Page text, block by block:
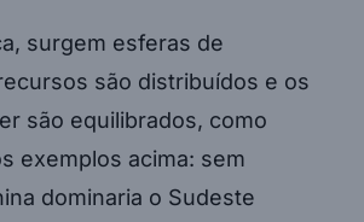
surgem esferas de
são distribuídos e os
são equilibrados, como
exemplos acima: sem
dominaria o Sudeste